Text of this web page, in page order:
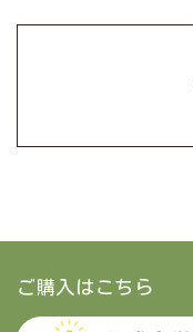
ご購入はこちら